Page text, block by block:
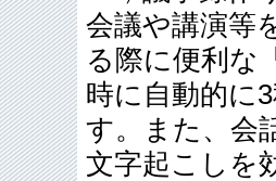
会議や講演等
る際に便利な
時に自動的に
す。また、会
文字起こしを